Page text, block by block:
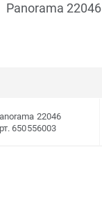
Panorama 22046
22046
650556003